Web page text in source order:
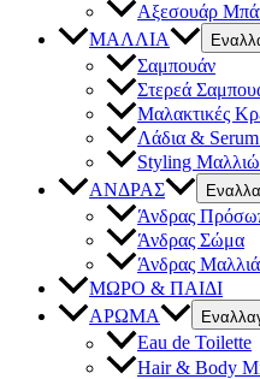
Αξεσουάρ
ΜΑΛΛΙΑ
Σαμπουάν
Στερεά
Μαλακτικές
Λάδια &
Styling
ΑΝΔΡΑΣ
Άνδρας
Άνδρας Σώμα
Άνδρας Μαλλιά
ΜΩΡΟ & ΠΑΙΔΙ
ΑΡΩΜΑ
Eau de Toilette
Hair & Body